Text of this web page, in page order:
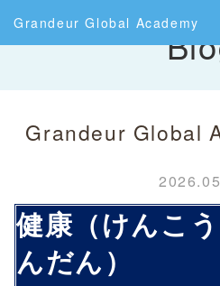
Grandeur Global Academy
Grandeur Global
健康（けんこ
んだん）